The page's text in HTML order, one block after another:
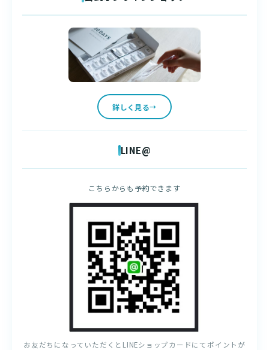
詳しく見る
LINE@
こちらからも予約できます
お友だちになっていただくとLINEショップカードにてポイントが